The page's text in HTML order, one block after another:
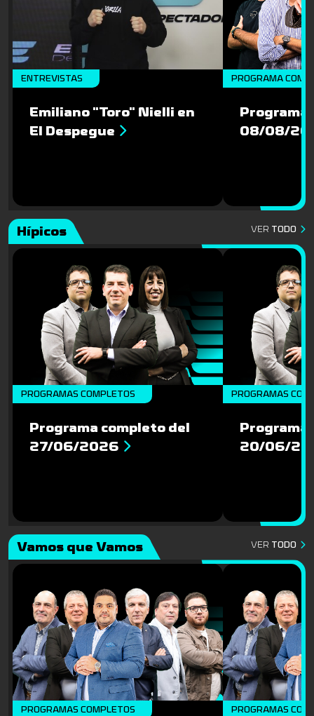
ENTREVISTAS
Emiliano "Toro" Nielli en
El Despegue
PROGRAMA
Programa
08/08/
Hípicos VER TODO
PROGRAMAS COMPLETOS
Programa completo del
27/06/2026
PROGRAMAS
Programa
20/06/
Vamos que Vamos VER TODO
PROGRAMAS COMPLETOS PROGRAMAS